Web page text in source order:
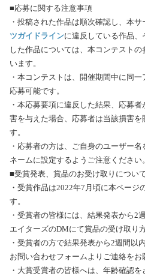
■応募に関する注意事項
・投稿された作品は順次確認し、本サ
ツガイドラインに違反している作品
した作品については、本コンテスト
います。
・本コンテストは、開催期間中に同
応募可能です。
・本応募要項に違反した結果、応募
害を与えた場合、応募者は当該損害
す。
・応募者の方は、ご自身のユーザー
ネームに設定するようご注意ください。
■受賞発表、賞品のお受け取りについ
・受賞作品は2022年7月頃に本ページ
す。
・受賞者の皆様には、結果発表から2
エイターズのDMにて賞品の受け取り
・受賞者の方で結果発表から2週間以
お問い合わせフォームよりご連絡をお
・大賞受賞者の皆様へは、年齢確認